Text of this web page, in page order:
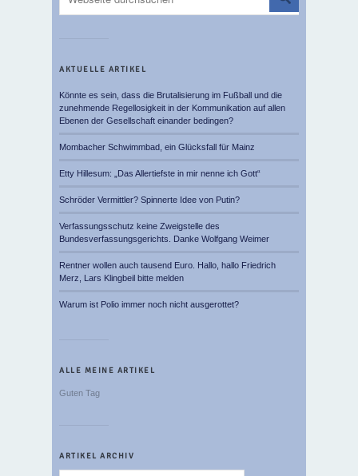
AKTUELLE ARTIKEL
Könnte es sein, dass die Brutalisierung im Fußball und die
zunehmende Regellosigkeit in der Kommunikation auf allen
Ebenen der Gesellschaft einander bedingen?
Mombacher Schwimmbad, ein Glücksfall für Mainz
Etty Hillesum: „Das Allertiefste in mir nenne ich Gott“
Schröder Vermittler? Spinnerte Idee von Putin?
Verfassungsschutz keine Zweigstelle des
Bundesverfassungsgerichts. Danke Wolfgang Weimer
Rentner wollen auch tausend Euro. Hallo, hallo Friedrich
Merz, Lars Klingbeil bitte melden
Warum ist Polio immer noch nicht ausgerottet?
ALLE MEINE ARTIKEL
Guten Tag
ARTIKEL ARCHIV